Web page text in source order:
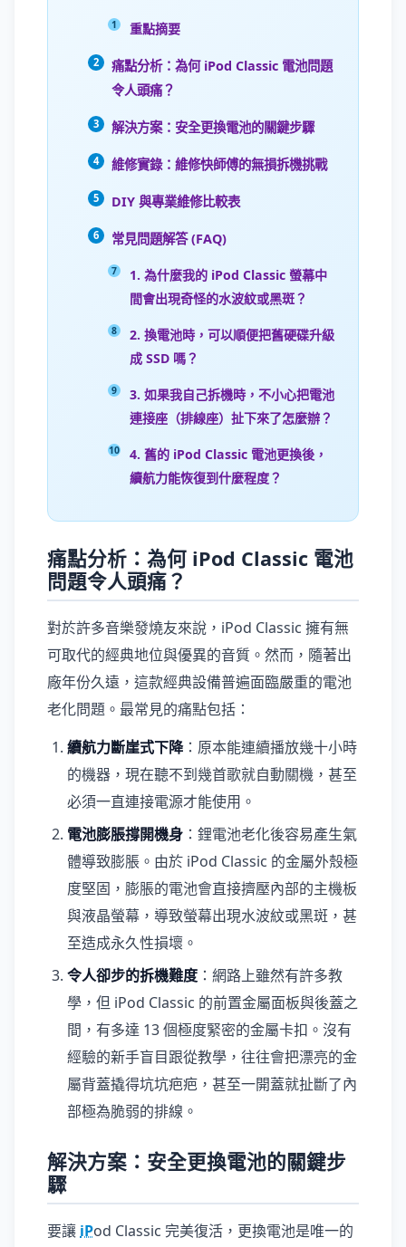
重點摘要
痛點分析：為何 iPod Classic 電池問題
令人頭痛？
解決方案：安全更換電池的關鍵步驟
維修實錄：維修快師傅的無損拆機挑戰
DIY 與專業維修比較表
常見問題解答 (FAQ)
1. 為什麼我的 iPod Classic 螢幕中
間會出現奇怪的水波紋或黑斑？
2. 換電池時，可以順便把舊硬碟升級
成 SSD 嗎？
3. 如果我自己拆機時，不小心把電池
連接座（排線座）扯下來了怎麼辦？
4. 舊的 iPod Classic 電池更換後，
續航力能恢復到什麼程度？
痛點分析：為何 iPod Classic 電池
問題令人頭痛？
對於許多音樂發燒友來說，iPod Classic 擁有無
可取代的經典地位與優異的音質。然而，隨著出
廠年份久遠，這款經典設備普遍面臨嚴重的電池
老化問題。最常見的痛點包括：
續航力斷崖式下降：原本能連續播放幾十小時
的機器，現在聽不到幾首歌就自動關機，甚至
必須一直連接電源才能使用。
電池膨脹撐開機身 ：鋰電池老化後容易產生氣
體導致膨脹。由於 iPod Classic 的金屬外殼極
度堅固，膨脹的電池會直接擠壓內部的主機板
與液晶螢幕，導致螢幕出現水波紋或黑斑，甚
至造成永久性損壞。
令人卻步的拆機難度 ：網路上雖然有許多教
學，但 iPod Classic 的前置金屬面板與後蓋之
間，有多達 13 個極度緊密的金屬卡扣。沒有
經驗的新手盲目跟從教學，往往會把漂亮的金
屬背蓋撬得坑坑疤疤，甚至一開蓋就扯斷了內
部極為脆弱的排線。
解決方案：安全更換電池的關鍵步
驟
要讓 iPod Classic 完美復活，更換電池是唯一的